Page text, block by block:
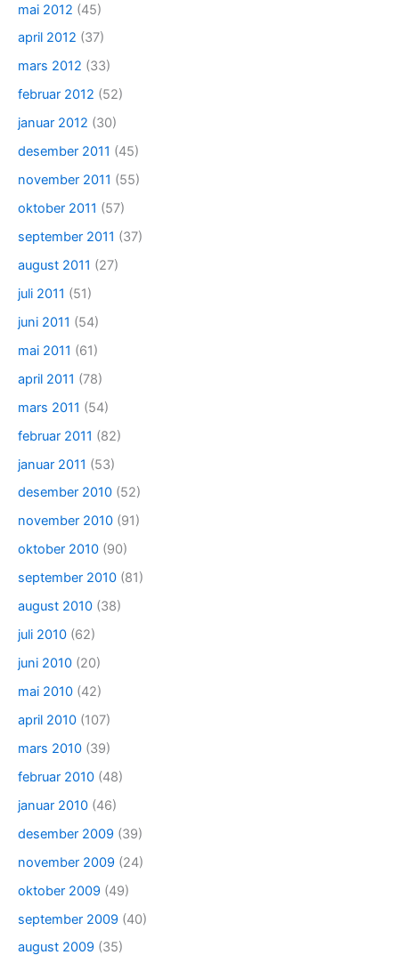
mai 2012 (45)
april 2012 (37)
mars 2012 (33)
februar 2012 (52)
januar 2012 (30)
desember 2011 (45)
november 2011 (55)
oktober 2011 (57)
september 2011 (37)
august 2011 (27)
juli 2011 (51)
juni 2011 (54)
mai 2011 (61)
april 2011 (78)
mars 2011 (54)
februar 2011 (82)
januar 2011 (53)
desember 2010 (52)
november 2010 (91)
oktober 2010 (90)
september 2010 (81)
august 2010 (38)
juli 2010 (62)
juni 2010 (20)
mai 2010 (42)
april 2010 (107)
mars 2010 (39)
februar 2010 (48)
januar 2010 (46)
desember 2009 (39)
november 2009 (24)
oktober 2009 (49)
september 2009 (40)
august 2009 (35)